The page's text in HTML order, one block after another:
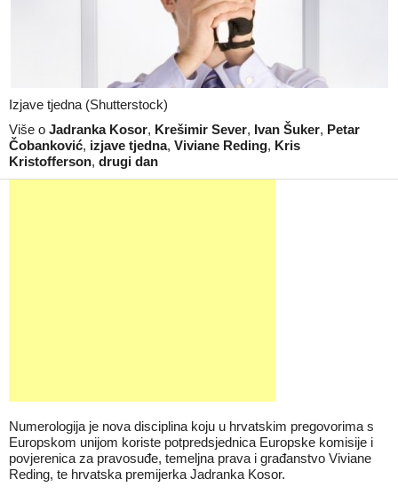
Izjave tjedna (Shutterstock)
Više o Jadranka Kosor, Krešimir Sever, Ivan Šuker, Petar
Čobanković, izjave tjedna, Viviane Reding, Kris
Kristofferson, drugi dan
Numerologija je nova disciplina koju u hrvatskim pregovorima s
Europskom unijom koriste potpredsjednica Europske komisije i
povjerenica za pravosuđe, temeljna prava i građanstvo Viviane
Reding, te hrvatska premijerka Jadranka Kosor.